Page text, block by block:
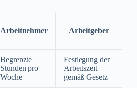
Arbeitnehmer Arbeitgeber
Begrenzte
Stunden pro
Woche
Festlegung der
Arbeitszeit
gemäß Gesetz